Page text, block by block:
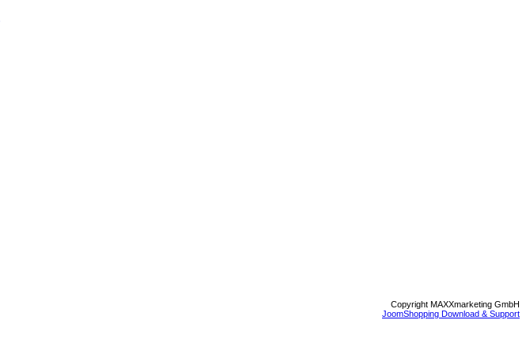
Copyright MAXXmarketing GmbH
JoomShopping Download & Support